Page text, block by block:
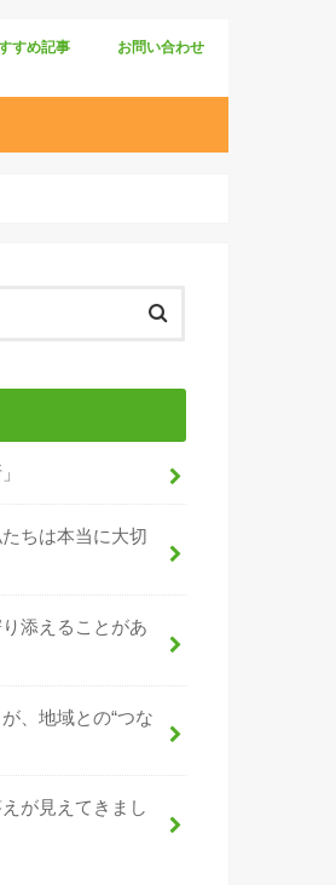
すめ記事 お問い合わせ
ちは本当に大切
添えることがあ
、地域との“つな
が見えてきまし